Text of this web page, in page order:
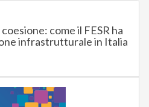
come il FESR ha
infrastrutturale in Italia